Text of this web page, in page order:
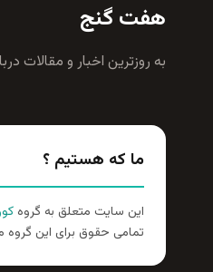
هفت گنج
به روزترين اخبار و مقالات
ما که هستیم ؟
این سایت متعلق به گروه
تمامی حقوق برای این